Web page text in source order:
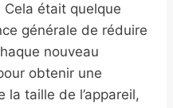
Cela était quelque
générale de réduire
nouveau
obtenir une
taille de l’appareil,